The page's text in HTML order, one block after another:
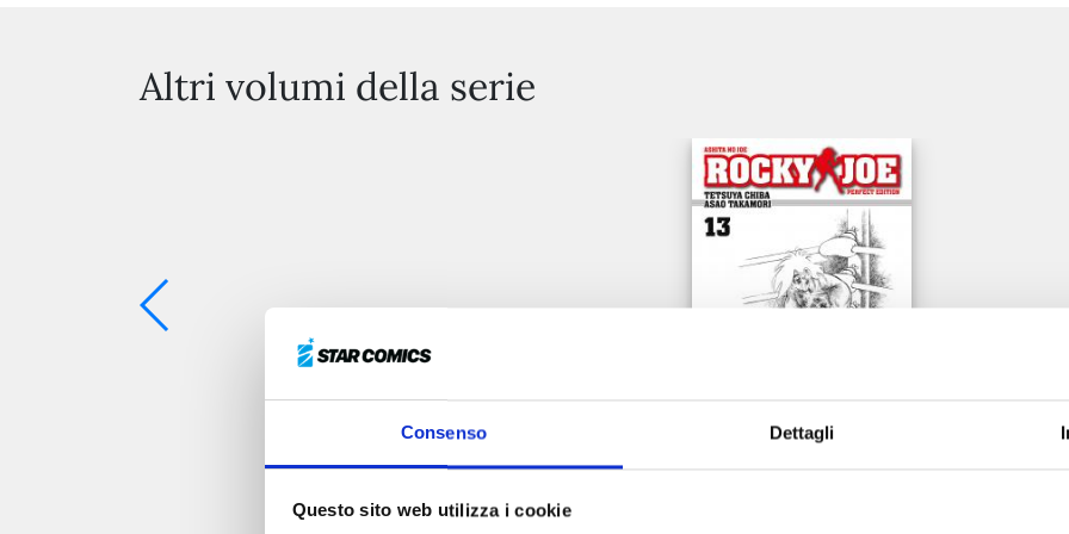
Consenso Dettagli
Questo sito web utilizza i cookie
Altri volumi della serie